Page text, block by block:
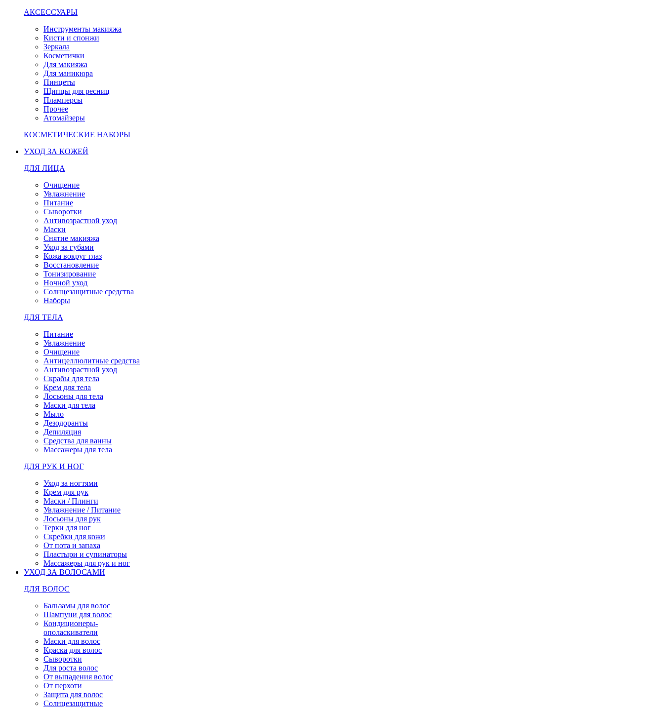
АКСЕССУАРЫ
Инструменты макияжа
Кисти и спонжи
Зеркала
Косметички
Для макияжа
Для маникюра
Пинцеты
Щипцы для ресниц
Пламперсы
Прочее
Атомайзеры
КОСМЕТИЧЕСКИЕ НАБОРЫ
УХОД ЗА КОЖЕЙ
ДЛЯ ЛИЦА
Очищение
Увлажнение
Питание
Сыворотки
Антивозрастной уход
Маски
Снятие макияжа
Уход за губами
Кожа вокруг глаз
Восстановление
Тонизирование
Ночной уход
Солнцезащитные средства
Наборы
ДЛЯ ТЕЛА
Питание
Увлажнение
Очищение
Антицеллюлитные средства
Антивозрастной уход
Скрабы для тела
Крем для тела
Лосьоны для тела
Маски для тела
Мыло
Дезодоранты
Депиляция
Средства для ванны
Массажеры для тела
ДЛЯ РУК И НОГ
Уход за ногтями
Крем для рук
Маски / Плинги
Увлажнение / Питание
Лосьоны для рук
Терки для ног
Скребки для кожи
От пота и запаха
Пластыри и супинаторы
Массажеры для рук и ног
УХОД ЗА ВОЛОСАМИ
ДЛЯ ВОЛОС
Бальзамы для волос
Шампуни для волос
Кондиционеры-
ополаскиватели
Маски для волос
Краска для волос
Сыворотки
Для роста волос
От выпадения волос
От перхоти
Защита для волос
Солнцезащитные